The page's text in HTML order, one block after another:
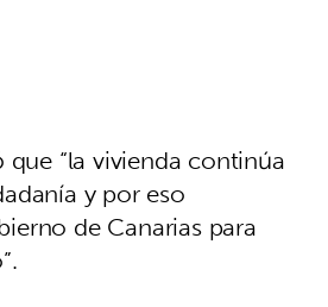
“la vivienda continúa
y por eso
de Canarias para